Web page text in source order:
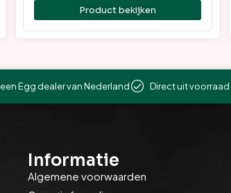
Product bekijken
Egg dealer van Nederland Direct uit voorraad
Informatie
Algemene voorwaarden